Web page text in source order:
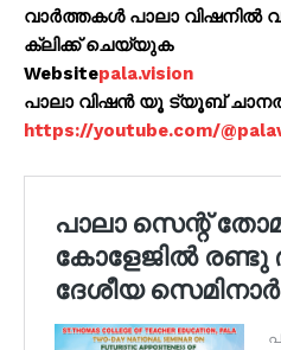
വാർത്തകൾ പാലാ വിഷനിൽ
ക്ലിക്ക് ചെയ്യുക
Websitepala.vision
പാലാ വിഷൻ യൂ ട്യൂബ് ചാനൽ
https://youtube.com/